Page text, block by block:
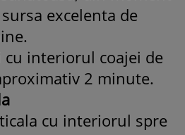
excelenta de
cu interiorul coajei de
2 minute.
cu interiorul spre